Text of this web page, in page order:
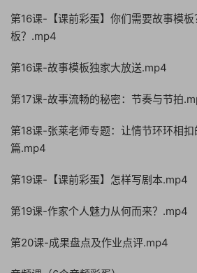
第16课-【课前彩蛋】你们需要故事模
板？.mp4
第16课-故事模板独家大放送.mp4
第17课-故事流畅的秘密：节奏与节拍
第18课-张莱老师专题：让情节环环相
篇.mp4
第19课-【课前彩蛋】怎样写剧本.mp4
第19课-作家个人魅力从何而来？.mp4
第20课-成果盘点及作业点评.mp4